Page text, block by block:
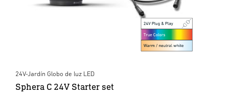
24V-Jardín Globo de luz LED
Sphera C 24V Starter set